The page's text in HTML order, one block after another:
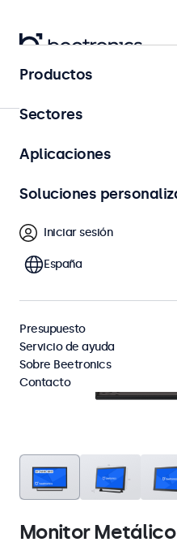
Monitor Metálico
Productos
Sectores
Aplicaciones
Soluciones
Iniciar sesión
España
Presupuesto
Servicio de ayuda
Sobre Beetronics
Contacto